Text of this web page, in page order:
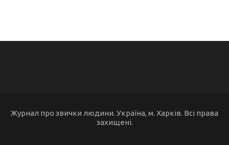
Журнал про звички людини. Україна, м. Харків. Всі права
захищені.